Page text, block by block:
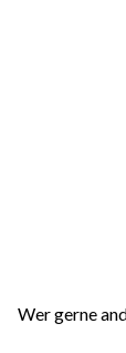
Wer gerne